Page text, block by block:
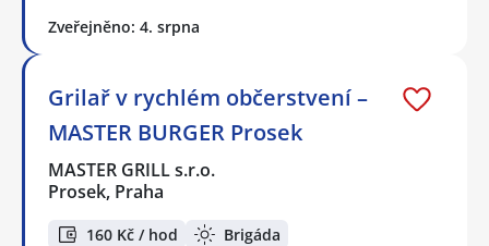
Zveřejněno: 4. srpna
Grilař v rychlém občerstvení –
MASTER BURGER Prosek
MASTER GRILL s.r.o.
Prosek, Praha
160 Kč / hod
Brigáda